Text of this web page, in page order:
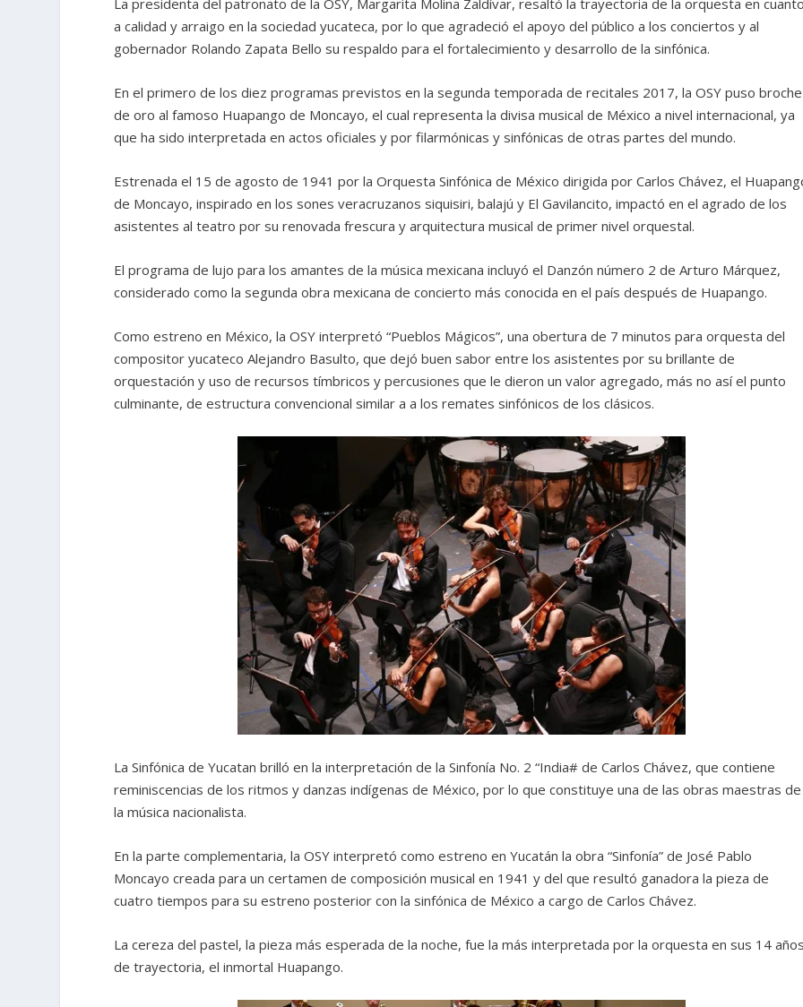
a calidad y arraigo en la sociedad yucateca, por lo que agradeció el apoyo del público a los conciertos y al
gobernador Rolando Zapata Bello su respaldo para el fortalecimiento y desarrollo de la sinfónica.
En el primero de los diez programas previstos en la segunda temporada de recitales 2017, la OSY puso broche
de oro al famoso Huapango de Moncayo, el cual representa la divisa musical de México a nivel internacional, ya
que ha sido interpretada en actos oficiales y por filarmónicas y sinfónicas de otras partes del mundo.
Estrenada el 15 de agosto de 1941 por la Orquesta Sinfónica de México dirigida por Carlos Chávez, el
de Moncayo, inspirado en los sones veracruzanos siquisiri, balajú y El Gavilancito, impactó en el agrado de los
asistentes al teatro por su renovada frescura y arquitectura musical de primer nivel orquestal.
El programa de lujo para los amantes de la música mexicana incluyó el Danzón número 2 de Arturo Márquez,
considerado como la segunda obra mexicana de concierto más conocida en el país después de Huapango.
Como estreno en México, la OSY interpretó “Pueblos Mágicos”, una obertura de 7 minutos para orquesta del
compositor yucateco Alejandro Basulto, que dejó buen sabor entre los asistentes por su brillante de
orquestación y uso de recursos tímbricos y percusiones que le dieron un valor agregado, más no así el punto
culminante, de estructura convencional similar a a los remates sinfónicos de los clásicos.
La Sinfónica de Yucatan brilló en la interpretación de la Sinfonía No. 2 “India# de Carlos Chávez, que contiene
reminiscencias de los ritmos y danzas indígenas de México, por lo que constituye una de las obras maestras de
la música nacionalista.
En la parte complementaria, la OSY interpretó como estreno en Yucatán la obra “Sinfonía” de José Pablo
Moncayo creada para un certamen de composición musical en 1941 y del que resultó ganadora la pieza de
cuatro tiempos para su estreno posterior con la sinfónica de México a cargo de Carlos Chávez.
La cereza del pastel, la pieza más esperada de la noche, fue la más interpretada por la orquesta en sus 14
de trayectoria, el inmortal Huapango.